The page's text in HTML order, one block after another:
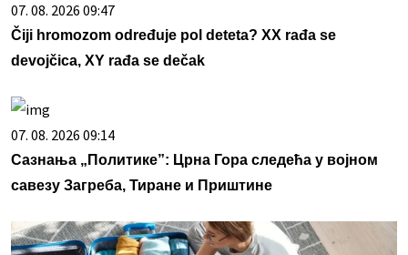
07. 08. 2026 09:47
Čiji hromozom određuje pol deteta? XX rađa se
devojčica, XY rađa se dečak
07. 08. 2026 09:14
Сазнања „Политике”: Црна Гора следећа у војном
савезу Загреба, Тиране и Приштине